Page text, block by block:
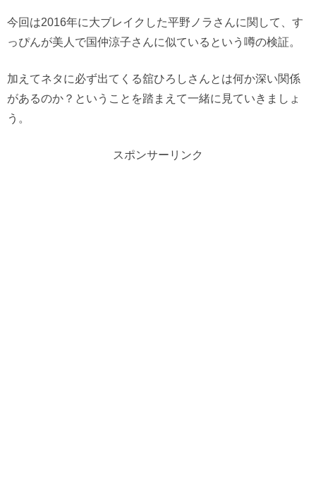
今回は2016年に大ブレイクした平野ノラさんに関して、す
っぴんが美人で国仲涼子さんに似ているという噂の検証。
加えてネタに必ず出てくる舘ひろしさんとは何か深い関係
があるのか？ということを踏まえて一緒に見ていきましょ
う。
スポンサーリンク